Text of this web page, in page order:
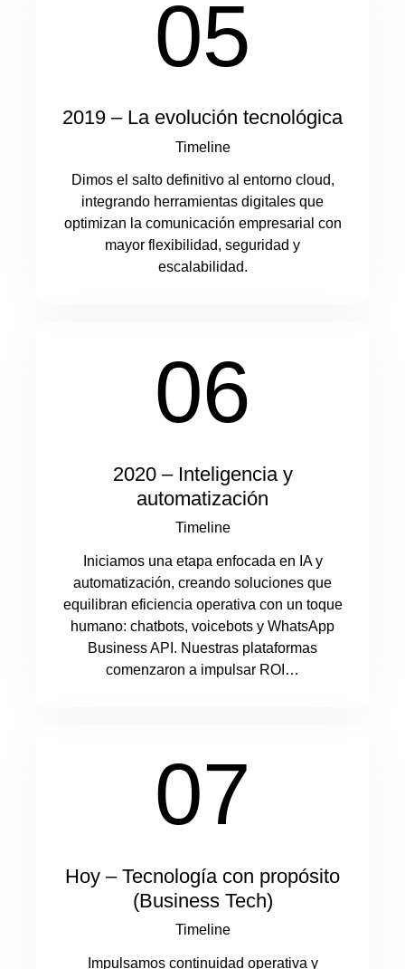
05
2019 – La evolución tecnológica
Timeline
Dimos el salto definitivo al entorno cloud,
integrando herramientas digitales que
optimizan la comunicación empresarial con
mayor flexibilidad, seguridad y
escalabilidad.
06
2020 – Inteligencia y
automatización
Timeline
Iniciamos una etapa enfocada en IA y
automatización, creando soluciones que
equilibran eficiencia operativa con un toque
humano: chatbots, voicebots y WhatsApp
Business API. Nuestras plataformas
comenzaron a impulsar ROI…
07
Hoy – Tecnología con propósito
(Business Tech)
Timeline
Impulsamos continuidad operativa y